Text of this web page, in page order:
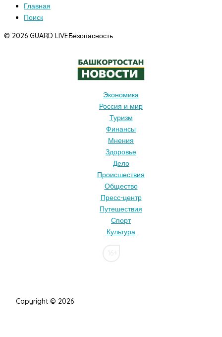
Главная
Поиск
© 2026 GUARD LIVEБезопасность
Экономика
Россия и мир
Туризм
Финансы
Мнения
Здоровье
Дело
Происшествия
Общество
Пресс-центр
Путешествия
Спорт
Культура
Copyright © 2026